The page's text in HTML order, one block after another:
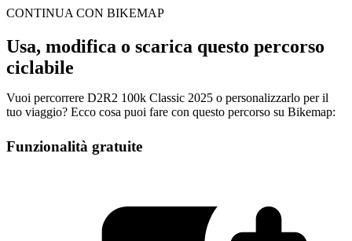
CONTINUA CON BIKEMAP
Usa, modifica o scarica questo percorso
ciclabile
Vuoi percorrere D2R2 100k Classic 2025 o personalizzarlo per il
tuo viaggio? Ecco cosa puoi fare con questo percorso su Bikemap:
Funzionalità gratuite